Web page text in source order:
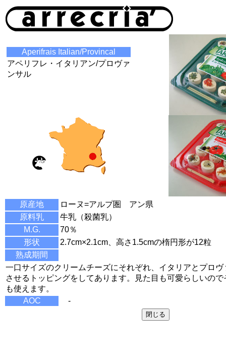
Aperifrais Italian/Provincal
アペリフレ・イタリアン/プロヴァ
ンサル
原産地
ローヌ=アルプ圏 アン県
原料乳
牛乳（殺菌乳）
M.G.
70％
形状
2.7cm×2.1cm、高さ1.5cmの楕円形が12粒
熟成期間
一口サイズのクリームチーズにそれぞれ、イタリアとプロ
させるトッピングをしてあります。見た目も可愛らしいの
も使えます。
AOC
-